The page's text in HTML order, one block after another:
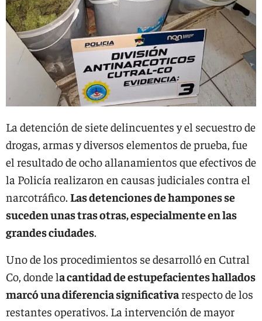
La detención de siete delincuentes y el secuestro de
drogas, armas y diversos elementos de prueba, fue
el resultado de ocho allanamientos que efectivos de
la Policía realizaron en causas judiciales contra el
narcotráfico. Las detenciones de hampones se
suceden unas tras otras, especialmente en las
grandes ciudades.
Uno de los procedimientos se desarrolló en Cutral
Co, donde la cantidad de estupefacientes hallados
marcó una diferencia significativarespecto de los
restantes operativos. La intervención de mayor